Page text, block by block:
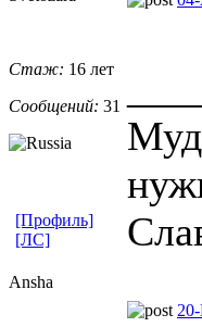
Стаж: 16 лет
Сообщений: 31
[Профиль]
[ЛС]
Ansha